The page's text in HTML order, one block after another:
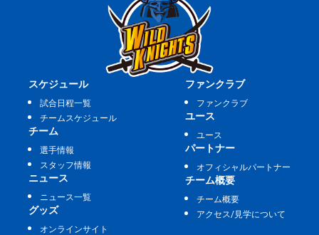
スケジュール
試合日程一覧
チームスケジュール
チーム
選手情報
スタッフ情報
ニュース
ニュース一覧
グッズ
オンラインサイト
ファンクラブ
ファンクラブ
ユース
ユース
パートナー
オフィシャルパートナー
チーム概要
チーム概要
アクセス/見学について